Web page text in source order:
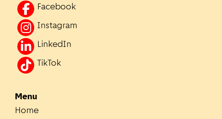
Facebook
Instagram
LinkedIn
TikTok
Menu
Home